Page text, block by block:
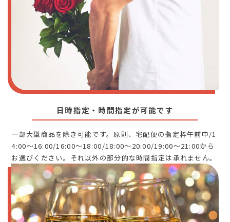
日時指定・時間指定が可能です
一部大型商品を除き可能です。原則、宅配便の指定枠午前中/1
4:00～16:00/16:00～18:00/18:00～20:00/19:00～21:00から
お選びください。それ以外の部分的な時間指定は承れません。